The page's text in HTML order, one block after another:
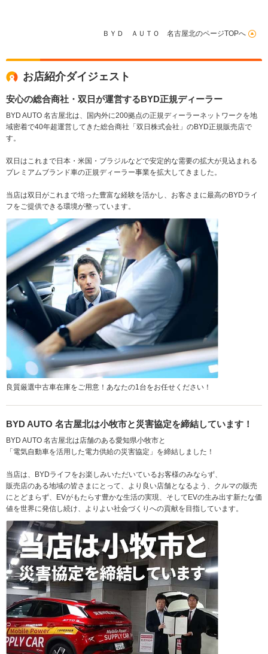
ＢＹＤ ＡＵＴＯ 名古屋北のページTOPへ
お店紹介ダイジェスト
安心の総合商社・双日が運営するBYD正規ディーラー
BYD AUTO 名古屋北は、国内外に200拠点の正規ディーラーネットワークを地
域密着で40年超運営してきた総合商社「双日株式会社」のBYD正規販売店で
す。
双日はこれまで日本・米国・ブラジルなどで安定的な需要の拡大が見込まれる
プレミアムブランド車の正規ディーラー事業を拡大してきました。
当店は双日がこれまで培った豊富な経験を活かし、お客さまに最高のBYDライ
フをご提供できる環境が整っています。
良質厳選中古車在庫をご用意！あなたの1台をお任せください！
BYD AUTO 名古屋北は小牧市と災害協定を締結しています！
BYD AUTO 名古屋北は店舗のある愛知県小牧市と
「電気自動車を活用した電力供給の災害協定」を締結しました！
当店は、BYDライフをお楽しみいただいているお客様のみならず、
販売店のある地域の皆さまにとって、より良い店舗となるよう、クルマの販売
にとどまらず、EVがもたらす豊かな生活の実現、そしてEVの生み出す新たな価
値を世界に発信し続け、よりよい社会づくりへの貢献を目指しています。